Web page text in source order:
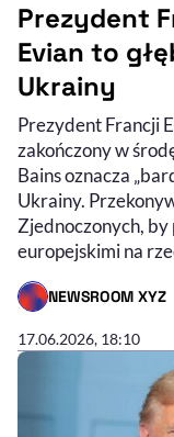
Prezydent
Evian to
Ukrainy
Prezydent Francji
zakończony w
Bains oznacza
Ukrainy.
Zjednoczonych, by
europejskimi na
NEWSROOM XYZ
- AUTOR ARTYKUŁU -
17.06.2026, 18:10